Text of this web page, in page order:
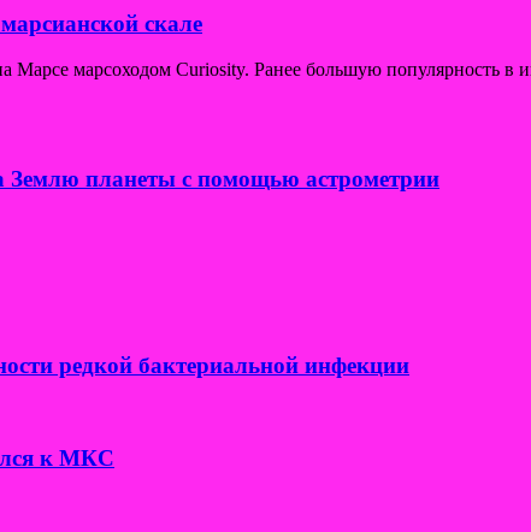
скале
Марсе марсоходом Curiosity. Ранее большую популярность в
Землю планеты с помощью астрометрии
редкой бактериальной инфекции
к МКС